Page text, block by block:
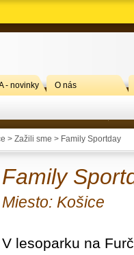
- novinky O nás
> Zažili sme > Family Sportday
Family
Miesto: Košice
V lesoparku na